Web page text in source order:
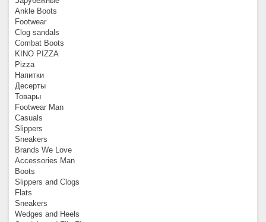
Ankle Boots
Footwear
Clog sandals
Combat Boots
KINO PIZZA
Pizza
Напитки
Десерты
Товары
Footwear Man
Casuals
Slippers
Sneakers
Brands We Love
Accessories Man
Boots
Slippers and Clogs
Flats
Sneakers
Wedges and Heels